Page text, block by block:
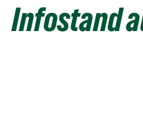
Infostand